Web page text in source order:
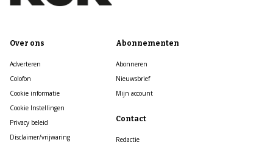
Over ons
Adverteren
Colofon
Cookie informatie
Cookie Instellingen
Privacy beleid
Disclaimer/vrijwaring
Abonnementen
Abonneren
Nieuwsbrief
Mijn account
Contact
Redactie